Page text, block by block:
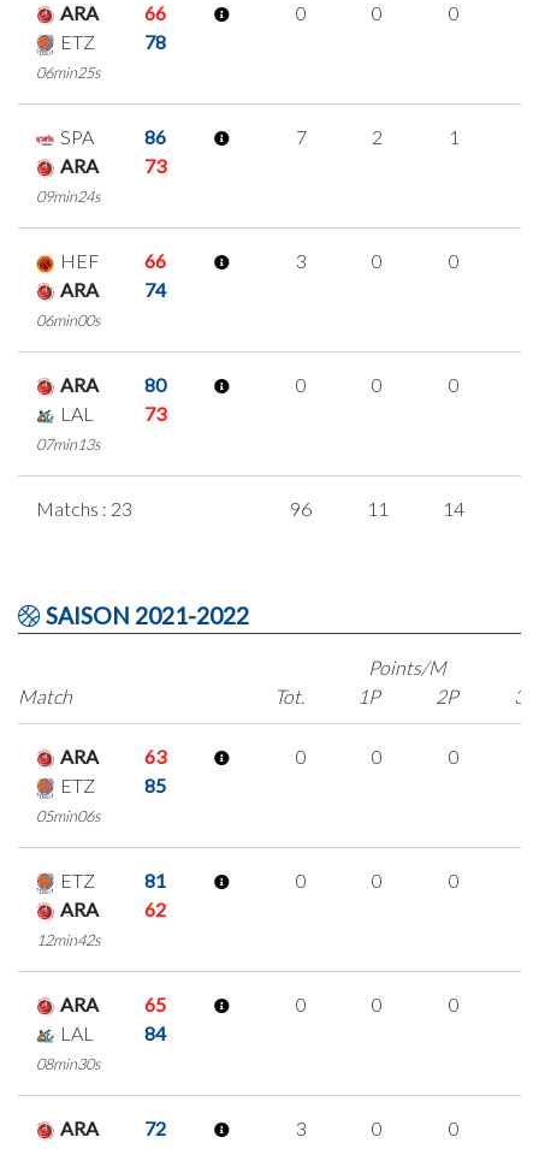
ARA
66
ETZ
78
06min25s
0 0 0
SPA
86
ARA
73
09min24s
7 2 1
HEF
66
ARA
74
06min00s
3 0 0
ARA
80
LAL
73
07min13s
0 0 0
Matchs : 23 96 11 14
SAISON 2021-2022
Match
Points/M
Tot.
1P 2P 3P
ARA
63
ETZ
85
05min06s
0 0 0
ETZ
81
ARA
62
12min42s
0 0 0
ARA
65
LAL
84
08min30s
0 0 0
ARA
72
3 0 0